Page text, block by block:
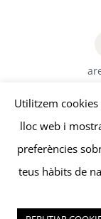
© Copyright
privacitat
Utilitzem
lloc web i
preferències
teus hàbits de